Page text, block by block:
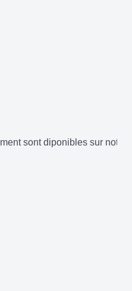
sont diponibles sur